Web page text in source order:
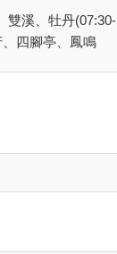
雙溪、牡丹(07:30-
四腳亭、鳳鳴